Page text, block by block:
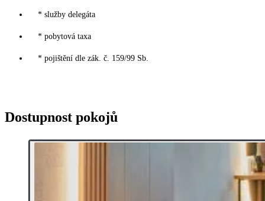
* služby delegáta
* pobytová taxa
* pojištění dle zák. č. 159/99 Sb.
Dostupnost pokojů